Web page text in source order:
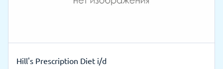
Hill's Prescription Diet i/d